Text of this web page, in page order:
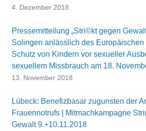
4. Dezember 2018
Pressemitteilung „Stri©kt gegen
Solingen anlässlich des Europäischen
Schutz von Kindern vor sexueller
sexuellem Missbrauch am 18.
13. November 2018
Lübeck: Benefizbasar zugunsten der
Frauennotrufs | Mitmachkampagne
Gewalt 9.+10.11.2018